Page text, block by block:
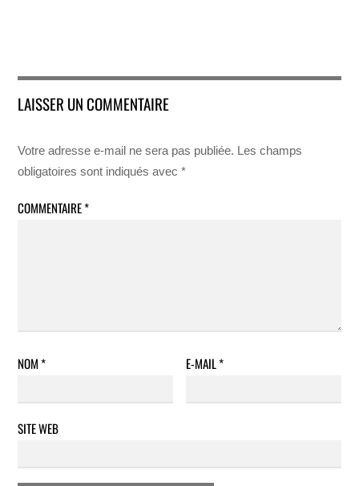
LAISSER UN COMMENTAIRE
Votre adresse e-mail ne sera pas publiée. Les champs
obligatoires sont indiqués avec*
COMMENTAIRE*
NOM* E-MAIL*
SITE WEB